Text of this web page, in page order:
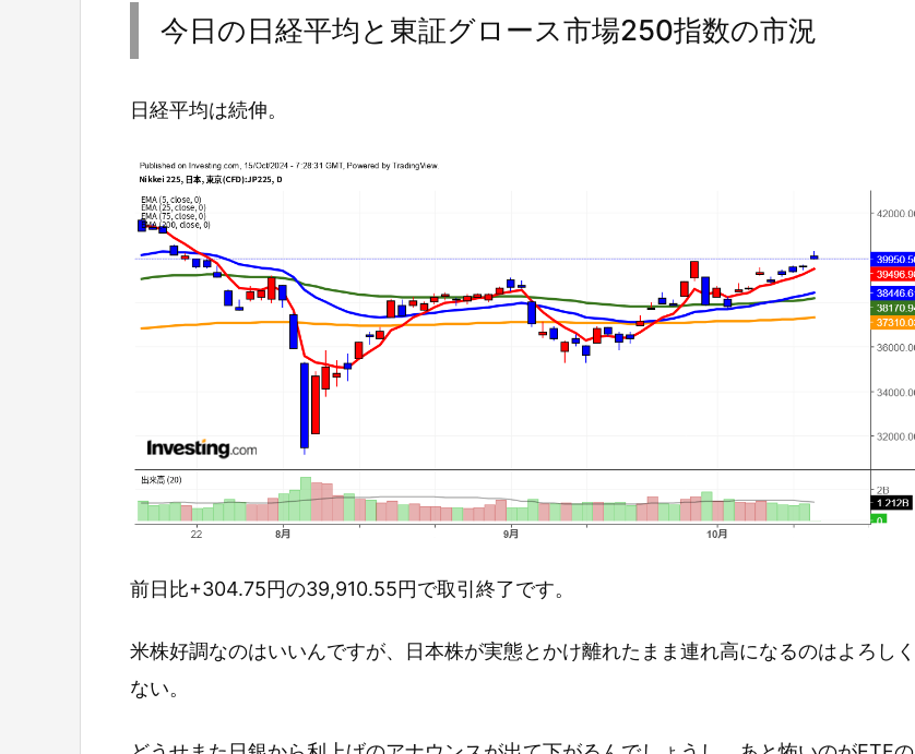
今日の日経平均と東証グロース市場250指数の市況
日経平均は続伸。
前日比+304.75円の39,910.55円で取引終了です。
米株好調なのはいいんですが、日本株が実態とかけ離れたまま連れ高になるのはよろしく
ない。